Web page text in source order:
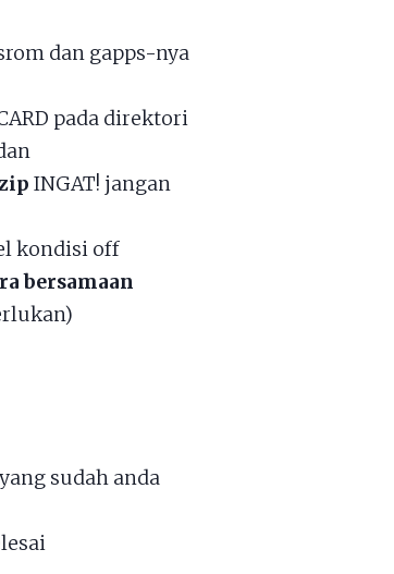
dan gapps-nya
pada direktori
INGAT! jangan
kondisi off
bersamaan
yang sudah anda